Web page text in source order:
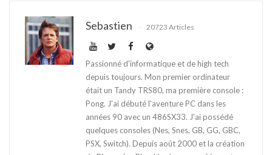
Sebastien 20723 Articles
Passionné d'informatique et de high tech
depuis toujours. Mon premier ordinateur
était un Tandy TRS80, ma première console :
Pong. J'ai débuté l'aventure PC dans les
années 90 avec un 486SX33. J'ai possédé
quelques consoles (Nes, Snes, GB, GG, GBC,
PSX, Switch). Depuis août 2000 et la création